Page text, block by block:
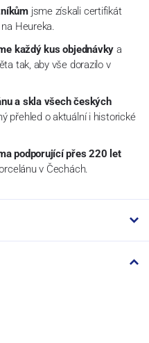
jsme získali certifikát
Heureka.
každý kus objednávky a
tak, aby vše dorazilo v
a skla všech českých
přehled o aktuální i historické
podporující přes 220 let
v Čechách.